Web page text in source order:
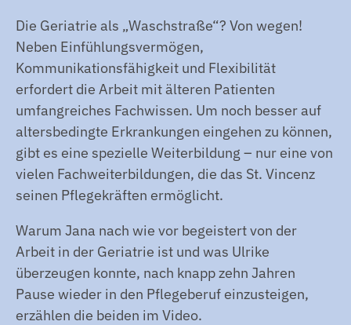
Die Geriatrie als „Waschstraße“? Von wegen!
Neben Einfühlungsvermögen,
Kommunikationsfähigkeit und Flexibilität
erfordert die Arbeit mit älteren Patienten
umfangreiches Fachwissen. Um noch besser auf
altersbedingte Erkrankungen eingehen zu können,
gibt es eine spezielle Weiterbildung – nur eine von
vielen Fachweiterbildungen, die das St. Vincenz
seinen Pflegekräften ermöglicht.
Warum Jana nach wie vor begeistert von der
Arbeit in der Geriatrie ist und was Ulrike
überzeugen konnte, nach knapp zehn Jahren
Pause wieder in den Pflegeberuf einzusteigen,
erzählen die beiden im Video.